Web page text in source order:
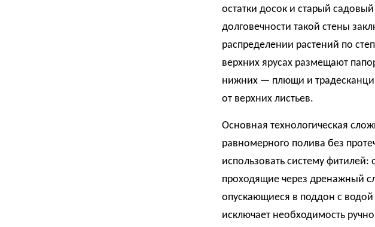
остатки досок и старый
долговечности такой стены
распределении растений по
верхних ярусах размещают
нижних — плющи и
от верхних листьев.
Основная технологическая
равномерного полива без
использовать систему фитилей:
проходящие через дренажный
опускающиеся в поддон с
исключает необходимость